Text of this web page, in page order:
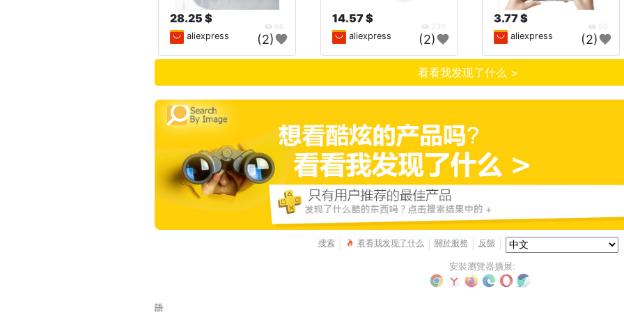
28.25 $
66
aliexpress (2)
14.57 $
230
aliexpress (2)
3.77 $
50
aliexpress (2)
看看我发现了什么 >
搜索 看看我发现了什么 關於服務 反饋
安裝瀏覽器擴展:
語